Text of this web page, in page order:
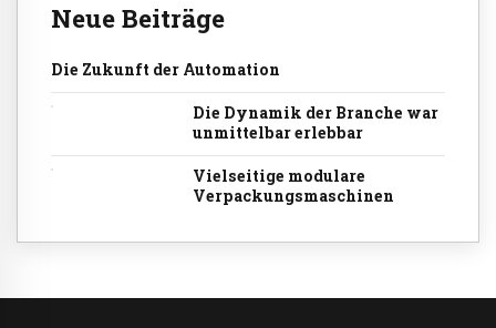
Neue Beiträge
Die Zukunft der Automation
Die Dynamik der Branche war
unmittelbar erlebbar
Vielseitige modulare
Verpackungsmaschinen